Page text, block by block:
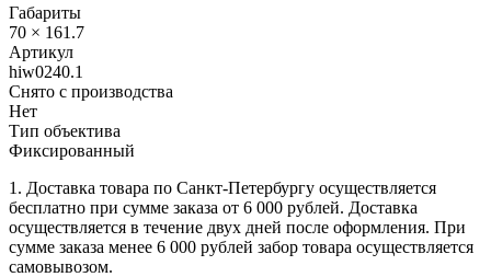
Габариты
70 × 161.7
Артикул
hiw0240.1
Снято с производства
Нет
Тип объектива
Фиксированный
1. Доставка товара по Санкт-Петербургу осуществляется
бесплатно при сумме заказа от 6 000 рублей. Доставка
осуществляется в течение двух дней после оформления. При
сумме заказа менее 6 000 рублей забор товара осуществляется
самовывозом.